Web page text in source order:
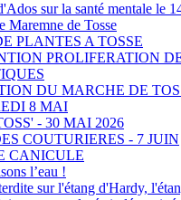
sur la santé mentale le
Maremne de Tosse
PLANTES A TOSSE
PROLIFERATION
DU MARCHE DE
8 MAI
- 30 MAI 2026
COUTURIERES - 7 JUIN
CANICULE
l’eau !
sur l'étang d'Hardy,